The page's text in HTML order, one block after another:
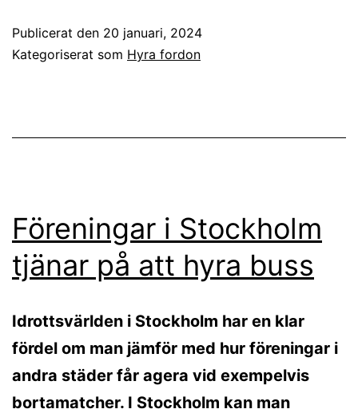
Publicerat den 20 januari, 2024
Kategoriserat som Hyra fordon
Föreningar i Stockholm
tjänar på att hyra buss
Idrottsvärlden i Stockholm har en klar
fördel om man jämför med hur föreningar i
andra städer får agera vid exempelvis
bortamatcher. I Stockholm kan man